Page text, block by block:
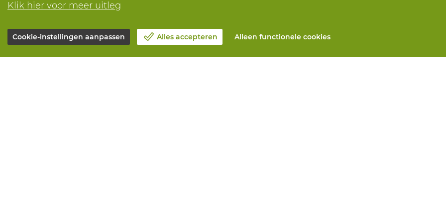
Klik hier voor meer uitleg
Cookie-instellingen aanpassen Alles accepteren Alleen functionele cookies